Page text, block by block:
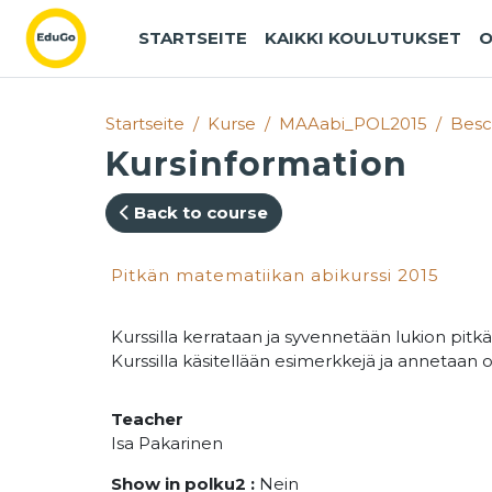
Zum Hauptinhalt
STARTSEITE
KAIKKI KOULUTUKSET
Startseite Kurse MAAabi_POL2015
Kursinformation
Back to course
Pitkän matematiikan abikurssi 2015
Kurssilla kerrataan ja syvennetään lukion
Kurssilla käsitellään esimerkkejä ja
Teacher
Isa Pakarinen
Show in polku2 : Nein